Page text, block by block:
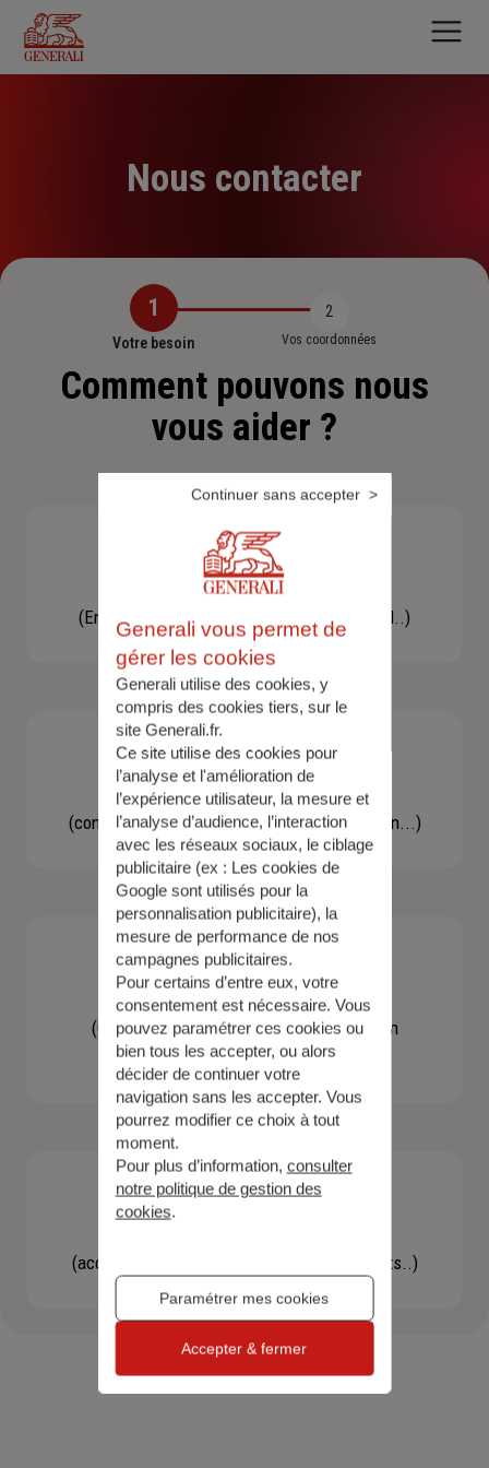
contenu
principal
Nous contacter
1
Votre besoin
2
Vos coordonnées
Comment pouvons nous
vous aider ?
Besoin d'une assistance
(En cas d'accident, bris de glace, un conseil..)
Demande d'information
(concernant une actualité, une réglementation...)
Contacter un agent
(Obtenir un devis, une information, faire un
bilan...)
(accéder à l'espace client, gérer mes contrats..)
Generali vous permet de
gérer les cookies
Generali utilise des cookies, y
compris des cookies tiers, sur le
site Generali.fr.
Ce site utilise des cookies pour
l’analyse et l'amélioration de
l’expérience utilisateur, la mesure et
l’analyse d’audience, l’interaction
avec les réseaux sociaux, le ciblage
publicitaire (ex : Les cookies de
Google sont utilisés pour la
personnalisation publicitaire), la
mesure de performance de nos
campagnes publicitaires.
Pour certains d’entre eux, votre
consentement est nécessaire. Vous
pouvez paramétrer ces cookies ou
bien tous les accepter, ou alors
décider de continuer votre
navigation sans les accepter. Vous
pourrez modifier ce choix à tout
moment.
Pour plus d’information, consulter
notre politique de gestion des
cookies.
Paramétrer mes cookies
Continuer sans accepter
Accepter & fermer